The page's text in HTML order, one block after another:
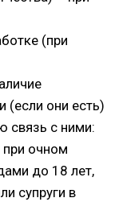
(при
(если они есть)
связь с ними:
при очном
до 18 лет,
супруги в